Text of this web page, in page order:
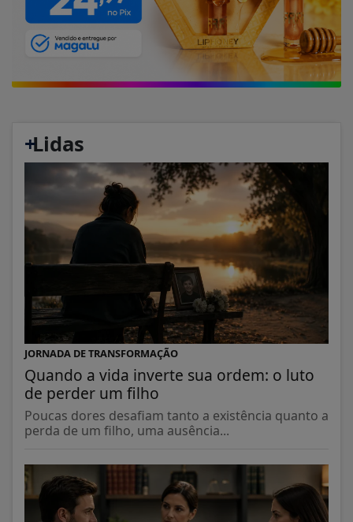
+
Lidas
JORNADA DE TRANSFORMAÇÃO
Quando a vida inverte sua ordem: o luto
de perder um filho
Poucas dores desafiam tanto a existência quanto a
perda de um filho, uma ausência...